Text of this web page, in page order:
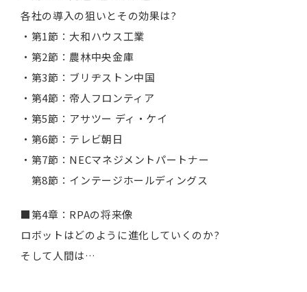
各社の導入の狙いとその効果は?
・第1節：大和ハウス工業
・第2節：農林中央金庫
・第3節：ブリヂストン中国
・第4節：帝人フロンティア
・第5節：アサツー ディ・ケイ
・第6節：テレビ朝日
・第7節：NECマネジメントパートナー
第8節：インテージホールディングス
■第4章：RPAの将来像
ロボットはどのように進化していくのか?
そして人間は…